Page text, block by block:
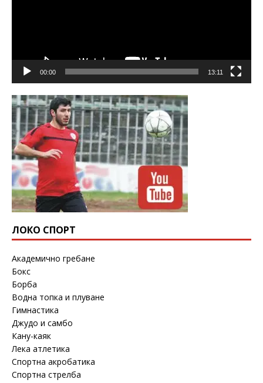
00:00 13:11
ЛОКО СПОРТ
Академично гребане
Бокс
Борба
Водна топка и плуване
Гимнастика
Джудо и самбо
Кану-каяк
Лека атлетика
Спортна акробатика
Спортна стрелба